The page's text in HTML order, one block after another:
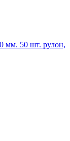
мм. 50 шт. рулон,